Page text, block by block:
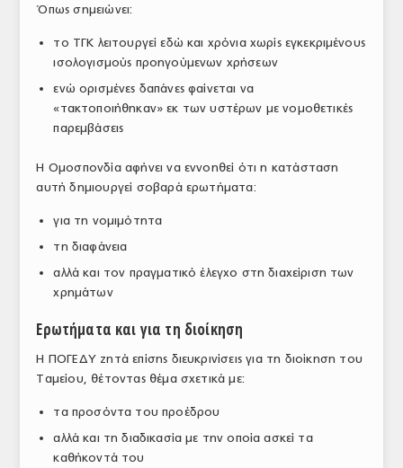
Όπως σημειώνει:
το ΤΓΚ λειτουργεί εδώ και χρόνια χωρίς εγκεκριμένους
ισολογισμούς προηγούμενων χρήσεων
ενώ ορισμένες δαπάνες φαίνεται να
«τακτοποιήθηκαν» εκ των υστέρων με νομοθετικές
παρεμβάσεις
Η Ομοσπονδία αφήνει να εννοηθεί ότι η κατάσταση
αυτή δημιουργεί σοβαρά ερωτήματα:
για τη νομιμότητα
τη διαφάνεια
αλλά και τον πραγματικό έλεγχο στη διαχείριση των
χρημάτων
Ερωτήματα και για τη διοίκηση
Η ΠΟΓΕΔΥ ζητά επίσης διευκρινίσεις για τη διοίκηση του
Ταμείου, θέτοντας θέμα σχετικά με:
τα προσόντα του προέδρου
αλλά και τη διαδικασία με την οποία ασκεί τα
καθήκοντά του